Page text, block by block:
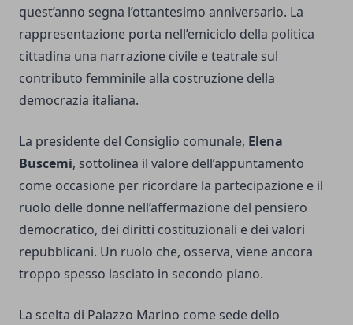
quest’anno segna l’ottantesimo anniversario. La
rappresentazione porta nell’emiciclo della politica
cittadina una narrazione civile e teatrale sul
contributo femminile alla costruzione della
democrazia italiana.
La presidente del Consiglio comunale, Elena
Buscemi, sottolinea il valore dell’appuntamento
come occasione per ricordare la partecipazione e il
ruolo delle donne nell’affermazione del pensiero
democratico, dei diritti costituzionali e dei valori
repubblicani. Un ruolo che, osserva, viene ancora
troppo spesso lasciato in secondo piano.
La scelta di Palazzo Marino come sede dello